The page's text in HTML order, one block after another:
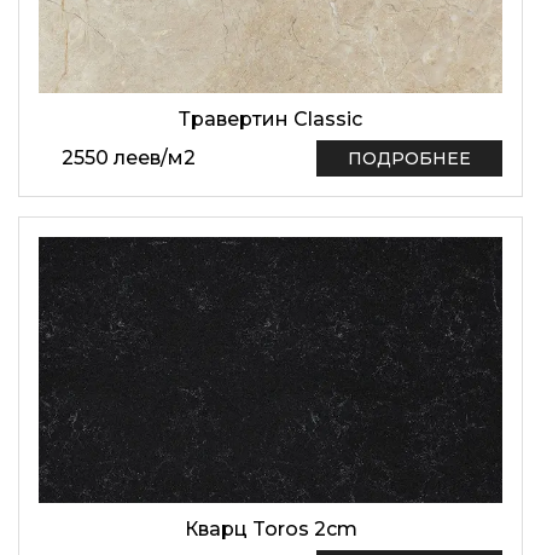
Травертин Classic
2550 леев/м2 ПОДРОБНЕЕ
Кварц Toros 2cm